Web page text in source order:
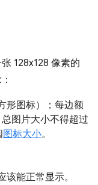
128x128 像素的
形图标）；每边额
图片大小不得超过
图标大小。
能正常显示。